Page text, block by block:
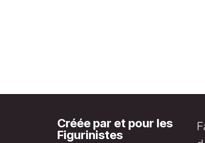
Créée par et pour les
Figurinistes